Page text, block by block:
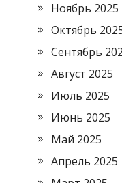
Ноябрь 2025
Октябрь
Сентябрь
Август 2025
Июль 2025
Июнь 2025
Май 2025
Апрель 2025